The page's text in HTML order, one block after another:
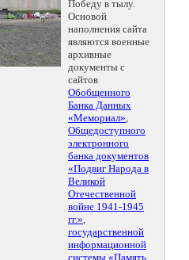
Победу в тылу.
Основой
наполнения сайта
являются военные
архивные
документы с
сайтов
Обобщенного
Банка Данных
«Мемориал»,
Общедоступного
электронного
банка документов
«Подвиг Народа в
Великой
Отечественной
войне 1941-1945
гг.»,
государственной
информационной
системы «Память